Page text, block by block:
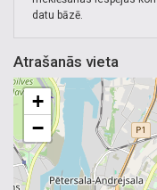
datu bāzē.
Atrašanās vieta
+
−